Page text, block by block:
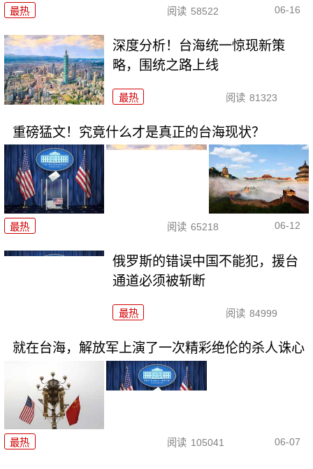
最热 阅读 58522 06-16
深度分析！台海统一惊现新策
略，围统之路上线
最热 阅读 81323
重磅猛文！究竟什么才是真正的台海现状？
最热 阅读 65218 06-12
俄罗斯的错误中国不能犯，援台
通道必须被斩断
最热 阅读 84999
就在台海，解放军上演了一次精彩绝伦的杀人诛心
最热 阅读 105041 06-07